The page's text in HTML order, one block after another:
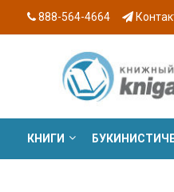
888-564-4664
КНИГИ